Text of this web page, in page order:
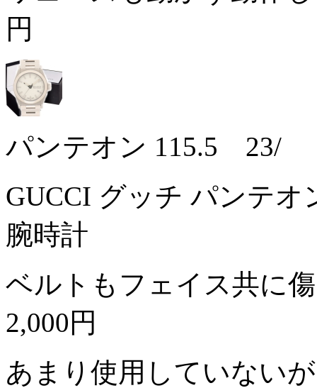
円
パンテオン 115.5 23/
GUCCI グッチ パンテオ
腕時計
ベルトもフェイス共に
2,000円
あまり使用していない